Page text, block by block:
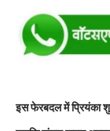
इस फेरबदल में प्रियंका